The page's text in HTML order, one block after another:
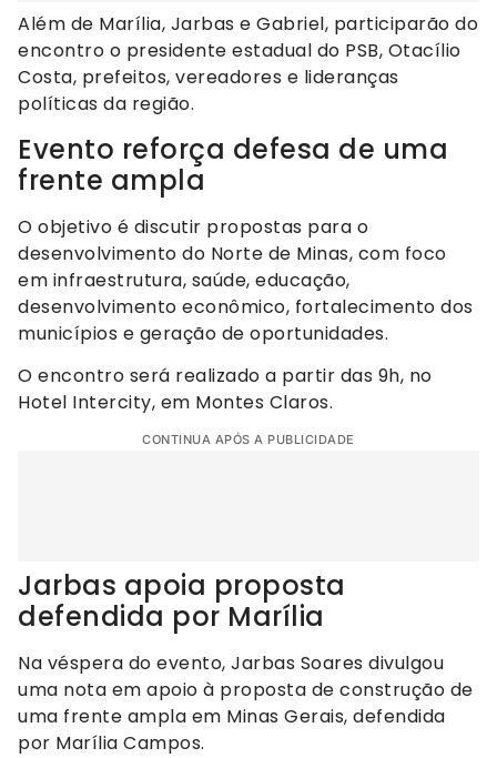
Além de Marília, Jarbas e Gabriel, participarão do
encontro o presidente estadual do PSB, Otacílio
Costa, prefeitos, vereadores e lideranças
políticas da região.
Evento reforça defesa de uma
frente ampla
O objetivo é discutir propostas para o
desenvolvimento do Norte de Minas, com foco
em infraestrutura, saúde, educação,
desenvolvimento econômico, fortalecimento dos
municípios e geração de oportunidades.
O encontro será realizado a partir das 9h, no
Hotel Intercity, em Montes Claros.
CONTINUA APÓS A PUBLICIDADE
Jarbas apoia proposta
defendida por Marília
Na véspera do evento, Jarbas Soares divulgou
uma nota em apoio à proposta de construção de
uma frente ampla em Minas Gerais, defendida
por Marília Campos.